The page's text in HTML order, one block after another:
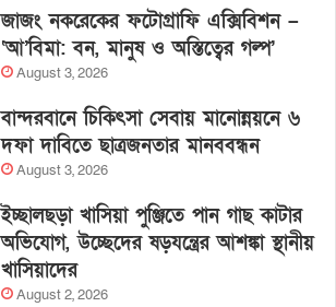
জাজং নকরেকের ফটোগ্রাফি এক্সিবিশন –
‘আ’বিমা: বন, মানুষ ও অস্তিত্বের গল্প’
August 3, 2026
বান্দরবানে চিকিৎসা সেবায় মানোন্নয়নে ৬
দফা দাবিতে ছাত্রজনতার মানববন্ধন
August 3, 2026
ইচ্ছালছড়া খাসিয়া পুঞ্জিতে পান গাছ কাটার
অভিযোগ, উচ্ছেদের ষড়যন্ত্রের আশঙ্কা স্থানীয়
খাসিয়াদের
August 2, 2026